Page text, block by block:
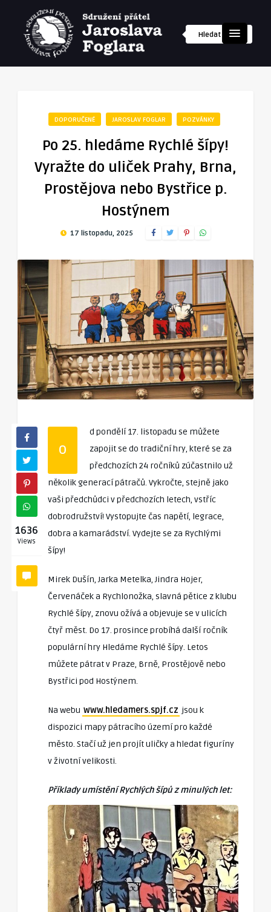
DOPORUČENÉ JAROSLAV FOGLAR POZVÁNKY
Po 25. hledáme Rychlé šípy!
Vyražte do uliček Prahy, Brna,
Prostějova nebo Bystřice p.
Hostýnem
17 listopadu, 2025
1636
Views
O
d pondělí 17. listopadu se můžete
zapojit se do tradiční hry, které se za
předchozích 24 ročníků zúčastnilo už
několik generací pátračů. Vykročte, stejně jako
vaši předchůdci v předchozích letech, vstříc
dobrodružství! Vystopujte čas napětí, legrace,
dobra a kamarádství. Vydejte se za Rychlými
šípy!
Mirek Dušín, Jarka Metelka, Jindra Hojer,
Červenáček a Rychlonožka, slavná pětice z klubu
Rychlé šípy, znovu ožívá a objevuje se v ulicích
čtyř měst. Do 17. prosince probíhá další ročník
populární hry Hledáme Rychlé šípy. Letos
můžete pátrat v Praze, Brně, Prostějově nebo
Bystřici pod Hostýnem.
Na webu www.hledamers.spjf.cz jsou k
dispozici mapy pátracího území pro každé
město. Stačí už jen projít uličky a hledat figuríny
v životní velikosti.
Příklady umístění Rychlých šípů z minulých let: